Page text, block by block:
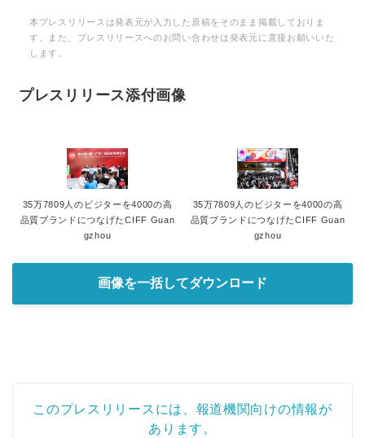
本プレスリリースは発表元が入力した原稿をそのまま掲載しておりま
す。また、プレスリリースへのお問い合わせは発表元に直接お願いいた
します。
プレスリリース添付画像
35万7809人のビジターを4000の高
品質ブランドにつなげたCIFF Guan
gzhou
35万7809人のビジターを4000の高
品質ブランドにつなげたCIFF Guan
gzhou
画像を一括してダウンロード
このプレスリリースには、報道機関向けの情報が
あります。